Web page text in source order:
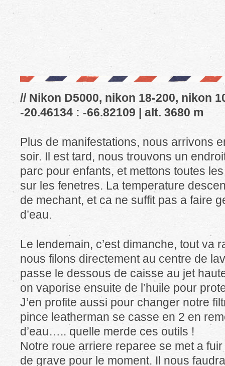
// Nikon D5000, nikon 18-200, nikon
-20.46134 : -66.82109 | alt. 3680 m
Plus de manifestations, nous arrivons
soir. Il est tard, nous trouvons un
parc pour enfants, et mettons toutes
sur les fenetres. La temperature
de mechant, et ca ne suffit pas a faire
d’eau.
Le lendemain, c’est dimanche, tout va
nous filons directement au centre de
passe le dessous de caisse au jet
on vaporise ensuite de l’huile pour
J’en profite aussi pour changer notre
pince leatherman se casse en 2 en
d’eau….. quelle merde ces outils !
Notre roue arriere reparee se met a
de grave pour le moment. Il nous